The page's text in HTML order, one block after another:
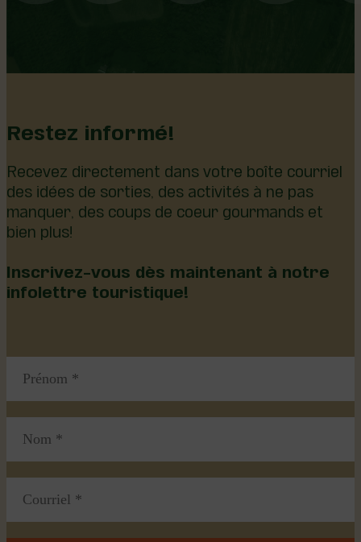
Restez informé!
Recevez directement dans votre boîte courriel
des idées de sorties, des activités à ne pas
manquer, des coups de coeur gourmands et
bien plus!
Inscrivez-vous dès maintenant à notre
infolettre touristique!